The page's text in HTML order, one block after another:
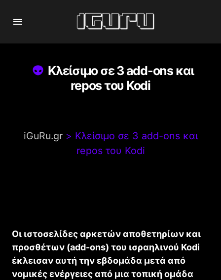
Κλείσιμο σε 3 add-ons και
repos του Kodi
iGuRu.gr> Κλείσιμο σε 3 add-ons και
repos του Kodi
Οι ιστοσελίδες αρκετών αποθετηρίων και
προσθέτων (add-ons) του ισραηλινού Kodi
έκλεισαν αυτή την εβδομάδα μετά από
νομικές ενέργειες από μια τοπική ομάδα